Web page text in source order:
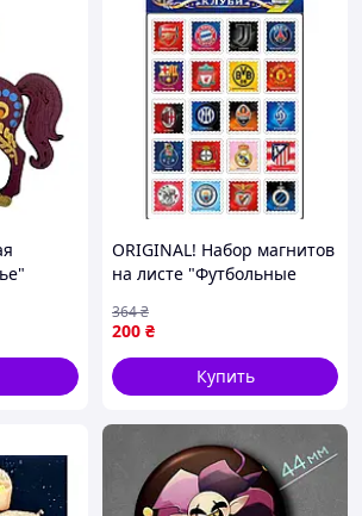
ORIGINAL! Набор магнитов
на листе "Футбольные
Качество! Гарантия!
MegaTorg.com.ua
200 ₴
364₴
Купить